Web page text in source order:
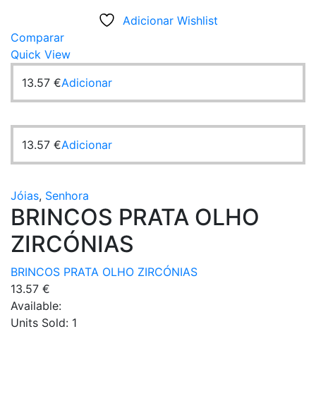
Adicionar Wishlist
Comparar
Quick View
13.57 €Adicionar
13.57 €Adicionar
Jóias, Senhora
BRINCOS PRATA OLHO
ZIRCÓNIAS
BRINCOS PRATA OLHO ZIRCÓNIAS
13.57 €
Available:
Units Sold: 1